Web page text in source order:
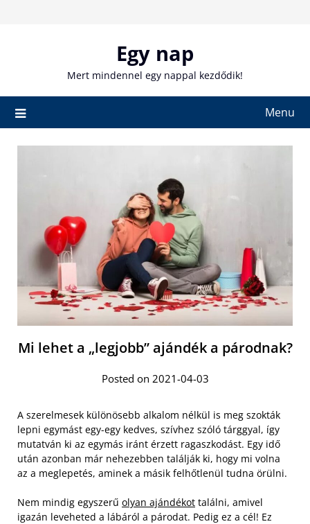
Egy nap
Mert mindennel egy nappal kezdődik!
Menu
Mi lehet a „legjobb” ajándék a párodnak?
Posted on 2021-04-03
A szerelmesek különösebb alkalom nélkül is meg szokták
lepni egymást egy-egy kedves, szívhez szóló tárggyal, így
mutatván ki az egymás iránt érzett ragaszkodást. Egy idő
után azonban már nehezebben találják ki, hogy mi volna
az a meglepetés, aminek a másik felhőtlenül tudna örülni.
Nem mindig egyszerű olyan ajándékot találni, amivel
igazán leveheted a lábáról a párodat. Pedig ez a cél! Ez